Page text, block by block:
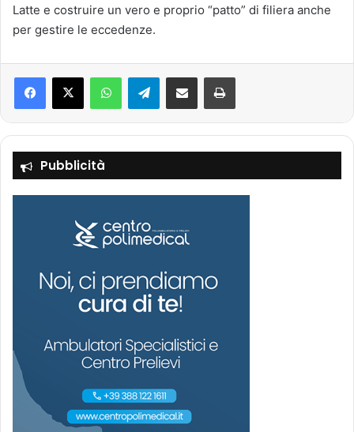
Latte e costruire un vero e proprio “patto” di filiera anche
per gestire le eccedenze.
Telegram
Pubblicità